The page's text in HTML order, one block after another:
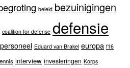
beleid bezuinigingen
coalition for defense defensie
Eduard van Brakel europa f16
interview investeringen Korps